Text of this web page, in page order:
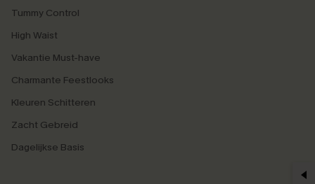
Tummy Control
High Waist
Vakantie Must-have
Charmante Feestlooks
Kleuren Schitteren
Zacht Gebreid
Dagelijkse Basis